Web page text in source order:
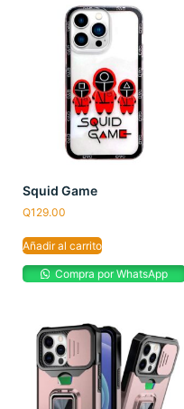
Squid Game
Q129.00
Añadir al carrito
Compra por WhatsApp